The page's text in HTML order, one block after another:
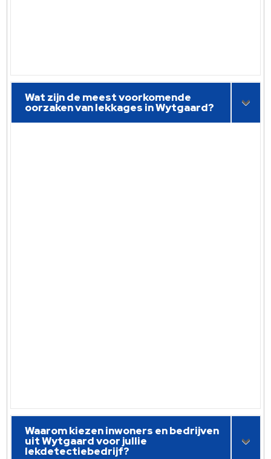
Wat zijn de meest voorkomende
oorzaken van lekkages in Wytgaard?
Waarom kiezen inwoners en bedrijven
uit Wytgaard voor jullie
lekdetectiebedrijf?